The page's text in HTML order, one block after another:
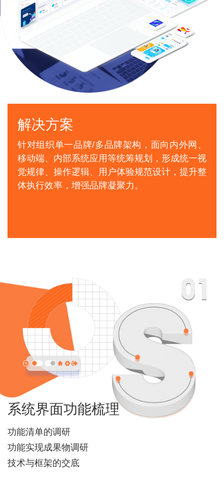
解决方案
针对组织单一品牌/多品牌架构，面向内外网、
移动端、内部系统应用等统筹规划，形成统一视
觉规律、操作逻辑、用户体验规范设计，提升整
体执行效率，增强品牌凝聚力。
系统界面功能梳理
功能清单的调研
功能实现成果物调研
技术与框架的交底